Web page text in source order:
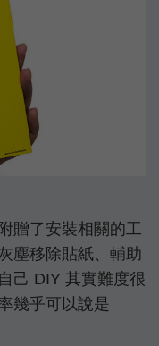
贈了安裝相關的工
塵移除貼紙、輔助
己 DIY 其實難度很
幾乎可以說是